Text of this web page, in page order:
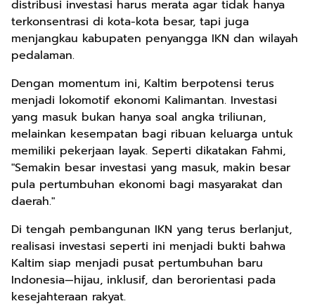
distribusi investasi harus merata agar tidak hanya
terkonsentrasi di kota-kota besar, tapi juga
menjangkau kabupaten penyangga IKN dan wilayah
pedalaman.
Dengan momentum ini, Kaltim berpotensi terus
menjadi lokomotif ekonomi Kalimantan. Investasi
yang masuk bukan hanya soal angka triliunan,
melainkan kesempatan bagi ribuan keluarga untuk
memiliki pekerjaan layak. Seperti dikatakan Fahmi,
"Semakin besar investasi yang masuk, makin besar
pula pertumbuhan ekonomi bagi masyarakat dan
daerah."
Di tengah pembangunan IKN yang terus berlanjut,
realisasi investasi seperti ini menjadi bukti bahwa
Kaltim siap menjadi pusat pertumbuhan baru
Indonesia—hijau, inklusif, dan berorientasi pada
kesejahteraan rakyat.